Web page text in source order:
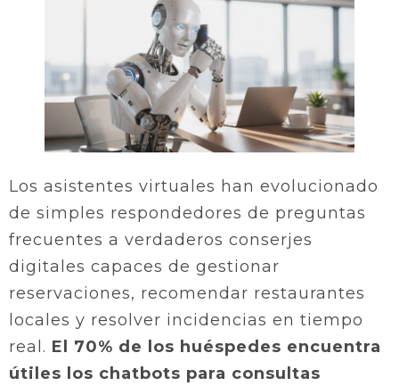
Los asistentes virtuales han evolucionado
de simples respondedores de preguntas
frecuentes a verdaderos conserjes
digitales capaces de gestionar
reservaciones, recomendar restaurantes
locales y resolver incidencias en tiempo
real. El 70% de los huéspedes encuentra
útiles los chatbots para consultas